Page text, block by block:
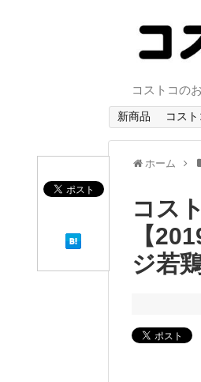
コストコの
新商品 コス
ホーム
コス
【
ジ若